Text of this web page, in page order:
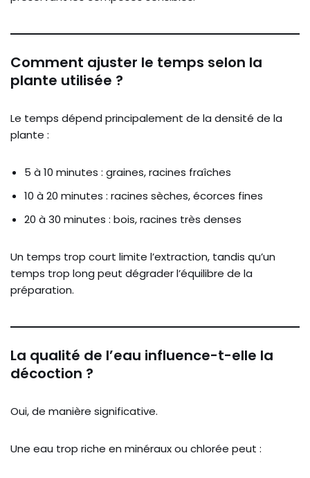
Comment ajuster le temps selon la
plante utilisée ?
Le temps dépend principalement de la densité de la
plante :
5 à 10 minutes : graines, racines fraîches
10 à 20 minutes : racines sèches, écorces fines
20 à 30 minutes : bois, racines très denses
Un temps trop court limite l’extraction, tandis qu’un
temps trop long peut dégrader l’équilibre de la
préparation.
La qualité de l’eau influence-t-elle la
décoction ?
Oui, de manière significative.
Une eau trop riche en minéraux ou chlorée peut :